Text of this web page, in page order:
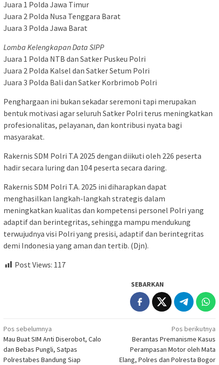
Juara 1 Polda Jawa Timur
Juara 2 Polda Nusa Tenggara Barat
Juara 3 Polda Jawa Barat
Lomba Kelengkapan Data SIPP
Juara 1 Polda NTB dan Satker Puskeu Polri
Juara 2 Polda Kalsel dan Satker Setum Polri
Juara 3 Polda Bali dan Satker Korbrimob Polri
Penghargaan ini bukan sekadar seremoni tapi merupakan
bentuk motivasi agar seluruh Satker Polri terus meningkatkan
profesionalitas, pelayanan, dan kontribusi nyata bagi
masyarakat.
Rakernis SDM Polri T.A 2025 dengan diikuti oleh 226 peserta
hadir secara luring dan 104 peserta secara daring.
Rakernis SDM Polri T.A. 2025 ini diharapkan dapat
menghasilkan langkah-langkah strategis dalam
meningkatkan kualitas dan kompetensi personel Polri yang
adaptif dan berintegritas, sehingga mampu mendukung
terwujudnya visi Polri yang presisi, adaptif dan berintegritas
demi Indonesia yang aman dan tertib. (Djn).
Post Views: 117
SEBARKAN
Navigasi
pos
Pos sebelumnya
Mau Buat SIM Anti Diserobot, Calo
dan Bebas Pungli, Satpas
Polrestabes Bandung Siap
Pos berikutnya
Berantas Premanisme Kasus
Perampasan Motor oleh Mata
Elang, Polres dan Polresta Bogor